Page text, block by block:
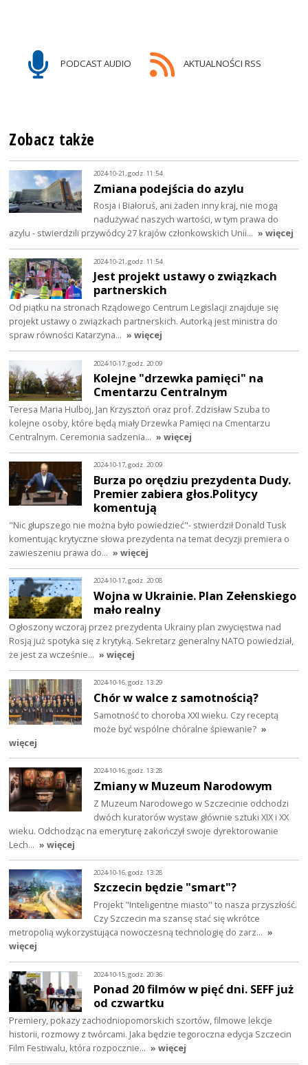
PODCAST AUDIO AKTUALNOŚCI RSS
Zobacz także
2024-10-21, godz. 11:54
Zmiana podejścia do azylu
Rosja i Białoruś, ani żaden inny kraj, nie mogą
nadużywać naszych wartości, w tym prawa do
azylu - stwierdzili przywódcy 27 krajów członkowskich Unii… » więcej
2024-10-21, godz. 11:54
Jest projekt ustawy o związkach
partnerskich
Od piątku na stronach Rządowego Centrum Legislacji znajduje się
projekt ustawy o związkach partnerskich. Autorką jest ministra do
spraw równości Katarzyna… » więcej
2024-10-17, godz. 20:09
Kolejne "drzewka pamięci" na
Cmentarzu Centralnym
Teresa Maria Hulboj, Jan Krzysztoń oraz prof. Zdzisław Szuba to
kolejne osoby, które będą miały Drzewka Pamięci na Cmentarzu
Centralnym. Ceremonia sadzenia… » więcej
2024-10-17, godz. 20:09
Burza po orędziu prezydenta Dudy.
Premier zabiera głos.Politycy
komentują
"Nic głupszego nie można było powiedzieć"- stwierdził Donald Tusk
komentując krytyczne słowa prezydenta na temat decyzji premiera o
zawieszeniu prawa do… » więcej
2024-10-17, godz. 20:08
Wojna w Ukrainie. Plan Zełenskiego
mało realny
Ogłoszony wczoraj przez prezydenta Ukrainy plan zwycięstwa nad
Rosją już spotyka się z krytyką. Sekretarz generalny NATO powiedział,
że jest za wcześnie… » więcej
2024-10-16, godz. 13:29
Chór w walce z samotnością?
Samotność to choroba XXI wieku. Czy receptą
może być wspólne chóralne śpiewanie? »
więcej
2024-10-16, godz. 13:28
Zmiany w Muzeum Narodowym
Z Muzeum Narodowego w Szczecinie odchodzi
dwóch kuratorów wystaw głównie sztuki XIX i XX
wieku. Odchodząc na emeryturę zakończył swoje dyrektorowanie
Lech… » więcej
2024-10-16, godz. 13:28
Szczecin będzie "smart"?
Projekt "Inteligentne miasto" to nasza przyszłość.
Czy Szczecin ma szansę stać się wkrótce
metropolią wykorzystująca nowoczesną technologię do zarz… »
więcej
2024-10-15, godz. 20:36
Ponad 20 filmów w pięć dni. SEFF już
od czwartku
Premiery, pokazy zachodniopomorskich szortów, filmowe lekcje
historii, rozmowy z twórcami. Jaka będzie tegoroczna edycja Szczecin
Film Festiwalu, która rozpocznie… » więcej